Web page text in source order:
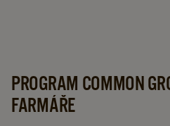
PROGRAM COMMON
FARMÁŘE